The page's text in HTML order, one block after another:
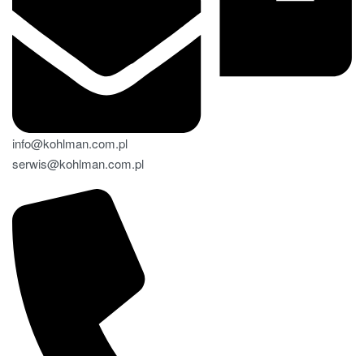
info@kohlman.com.pl
serwis@kohlman.com.pl